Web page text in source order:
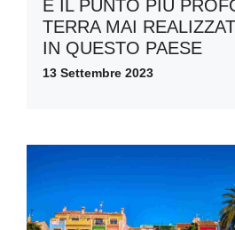
È IL PUNTO PIÙ
TERRA MAI
IN QUESTO PAESE
13 Settembre 2023